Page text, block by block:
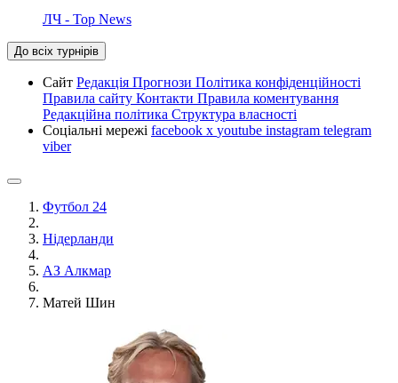
ЛЧ - Top News
До всіх турнірів
Сайт Редакція Прогнози Політика конфіденційності
Правила сайту Контакти Правила коментування
Редакційна політика Структура власності
Соціальні мережі facebook x youtube instagram telegram
viber
Футбол 24
Нідерланди
АЗ Алкмар
Матей Шин